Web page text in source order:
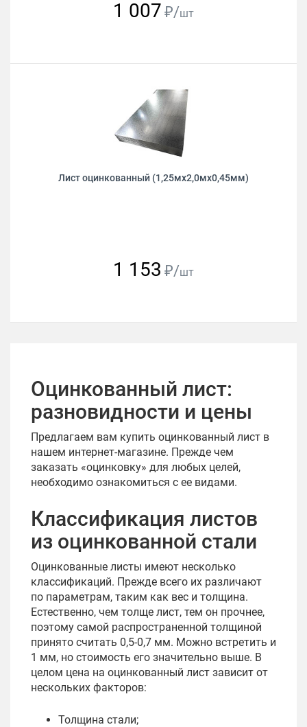
1 007 ₽/шт
Лист оцинкованный (1,25мх2,0мх0,45мм)
1 153 ₽/шт
Оцинкованный лист:
разновидности и цены
Предлагаем вам купить оцинкованный лист в
нашем интернет-магазине. Прежде чем
заказать «оцинковку» для любых целей,
необходимо ознакомиться с ее видами.
Классификация листов
из оцинкованной стали
Оцинкованные листы имеют несколько
классификаций. Прежде всего их различают
по параметрам, таким как вес и толщина.
Естественно, чем толще лист, тем он прочнее,
поэтому самой распространенной толщиной
принято считать 0,5-0,7 мм. Можно встретить и
1 мм, но стоимость его значительно выше. В
целом цена на оцинкованный лист зависит от
нескольких факторов:
Толщина стали;